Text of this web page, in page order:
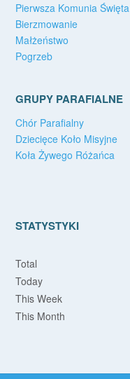
Pierwsza Komunia Święta
Bierzmowanie
Małżeństwo
Pogrzeb
GRUPY PARAFIALNE
Chór Parafialny
Dziecięce Koło Misyjne
Koła Żywego Różańca
STATYSTYKI
Total
Today
This Week
This Month